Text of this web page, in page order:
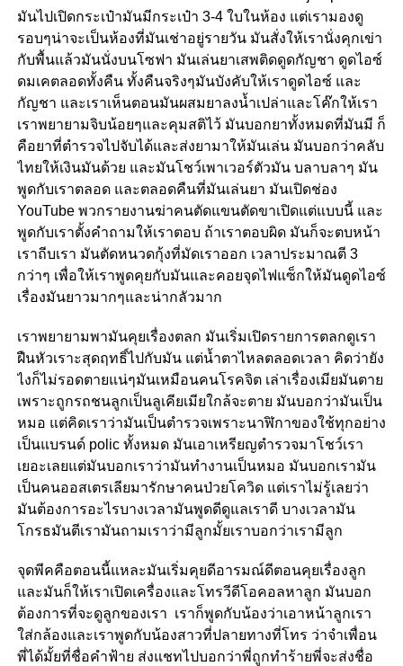
มันไปเปิดกระเป๋ามันมีกระเป๋า 3-4 ใบในห้อง แต่เรามองดู
รอบๆน่าจะเป็นห้องที่มันเช่าอยู่รายวัน มันสั่งให้เรานั่งคุกเข่า
กับพื้นแล้วมันนั่งบนโซฟา มันเล่นยาเสพติดดูดกัญชา ดูดไอซ์
ดมเคตลอดทั้งคืน ทั้งคืนจริงๆมันบังคับให้เราดูดไอซ์ และ
กัญชา และเราเห็นตอนมันผสมยาลงน้ำเปล่าและโค๊กให้เรา
เราพยายามจิบน้อยๆและคุมสติไว้ มันบอกยาทั้งหมดที่มันมี ก็
คือยาที่ตำรวจไปจับได้และส่งยามาให้มันเล่น มันบอกว่าคลับ
ไทยให้เงินมันด้วย และมันโชว์เพาเวอร์ตัวมัน บลาบลาๆ มัน
พูดกับเราตลอด และตลอดคืนที่มันเล่นยา มันเปิดช่อง
YouTube พวกรายงานฆ่าคนตัดแขนตัดขาเปิดแต่แบบนี้ และ
พูดกับเราตั้งคำถามให้เราตอบ ถ้าเราตอบผิด มันก็จะตบหน้า
เราถีบเรา มันตัดหนวดกุ้งที่มัดเราออก เวลาประมาณตี 3
กว่าๆ เพื่อให้เราพูดคุยกับมันและคอยจุดไฟแซ็กให้มันดูดไอซ์
เรื่องมันยาวมากๆและน่ากลัวมาก
เราพยายามพามันคุยเรื่องตลก มันเริ่มเปิดรายการตลกดูเรา
ฝืนหัวเราะสุดฤทธิ์ไปกับมัน แต่น้ำตาไหลตลอดเวลา คิดว่ายัง
ไงก็ไม่รอดตายแน่ๆมันเหมือนคนโรคจิต เล่าเรื่องเมียมันตาย
เพราะถูกรถชนลูกเป็นลูเคียเมียใกล้จะตาย มันบอกว่ามันเป็น
หมอ แต่คิดเราว่ามันเป็นตำรวจเพราะนาฬิกาของใช้ทุกอย่าง
เป็นแบรนด์ polic ทั้งหมด มันเอาเหรียญตำรวจมาโชว์เรา
เยอะเลยแต่มันบอกเราว่ามันทำงานเป็นหมอ มันบอกเรามัน
เป็นคนออสเตรเลียมารักษาคนป่วยโควิด แต่เราไม่รู้เลยว่า
มันต้องการอะไรบางเวลามันพูดดีดูแลเราดี บางเวลามัน
โกรธมันตีเรามันถามเราว่ามีลูกมั้ยเราบอกว่าเรามีลูก
จุดพีคคือตอนนี้แหละมันเริ่มคุยดีอารมณ์ดีตอนคุยเรื่องลูก
และมันก็ให้เราเปิดเครื่องและโทรวีดีโอคอลหาลูก มันบอก
ต้องการที่จะดูลูกของเรา เราก็พูดกับน้องว่าเอาหน้าลูกเรา
ใส่กล้องและเราพูดกับน้องสาวที่ปลายทางที่โทร ว่าจำเพื่อน
พี่ได้มั้ยที่ชื่อคำฟ้าย ส่งแชทไปบอกว่าพี่ถูกทำร้ายพี่จะส่งชื่อ